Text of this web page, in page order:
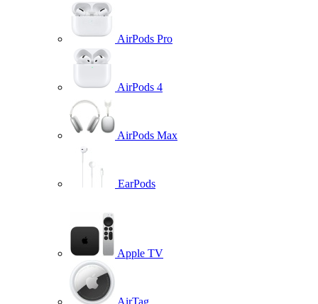
AirPods Pro
AirPods 4
AirPods Max
EarPods
Apple TV